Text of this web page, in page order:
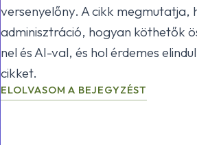
versenyelőny. A cikk megmutatja,
adminisztráció, hogyan köthetők
nel és AI-val, és hol érdemes
cikket.
ELOLVASOM A BEJEGYZÉST